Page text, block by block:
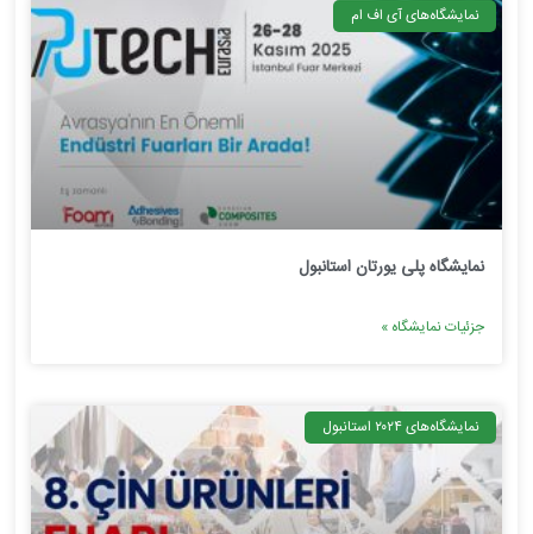
نمایشگاه‌های آی اف ام
نمایشگاه پلی یورتان استانبول
جزئیات نمایشگاه »
نمایشگاه‌های ۲۰۲۴ استانبول